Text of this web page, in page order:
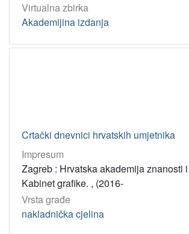
Virtualna zbirka
Akademijina izdanja
Crtački dnevnici hrvatskih umjetnika
Impresum
Zagreb : Hrvatska akademija znanosti
Kabinet grafike. , (2016-
Vrsta građe
nakladnička cjelina